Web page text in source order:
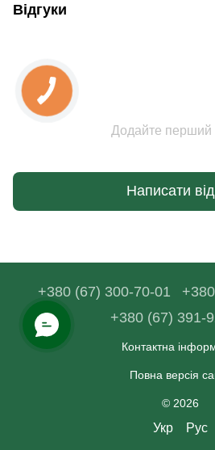
Відгуки
Додайте перший
Написати
+380 (67) 300-70-01
+380 (67) 391-
Контактна
Повна версія
© 2026
Укр Рус